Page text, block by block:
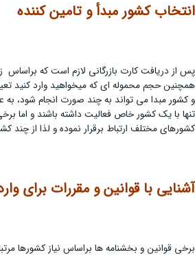
انتخاب کشور مبدأ و تامین کننده
پس از دریافت کارت بازرگانی لازم است که براساس
همچنین حجم محموله ای که میخواهید وارد کنید
و کشور مبدا می تواند به چند صورت انجام شود، به
تنها با یک کشور خاص فعالیت داشته باشند و اما
کشورهای مختلف ارتباط برقرار نموده و لذا از چند
آشنایی با قوانین و مقررات برای
برخی قوانین و بخشنامه ها براساس نیاز کشورها